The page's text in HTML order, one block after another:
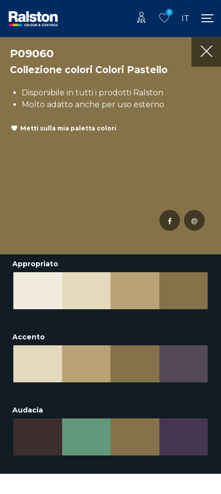
0
IT
P09060
Collezione colori Colori Pastello
Disponibile in tutti i prodotti Ralston
Molto adatto anche per uso esterno
Metti sulla mia paletta colori
Appropriato
Accento
Audacia